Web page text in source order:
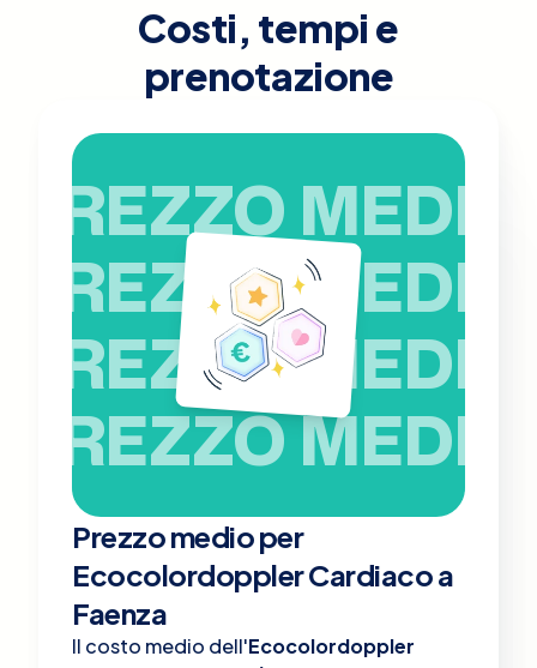
Costi, tempi e
prenotazione
PREZZO MEDIO
PREZZO MEDIO
PREZZO MEDIO
PREZZO MEDIO
Prezzo medio per
Ecocolordoppler Cardiaco a
Faenza
Il costo medio dell'Ecocolordoppler